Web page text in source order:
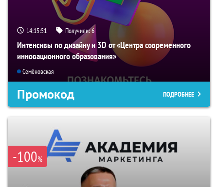
14:15:50 Получили:6
Интенсивы по дизайну и 3D от «Центра современного
инновационного образования»
Семёновская
Промокод ПОДРОБНЕЕ
-100%